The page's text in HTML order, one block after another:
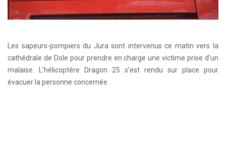
Les sapeurs-pompiers du Jura sont intervenus ce matin vers la
cathédrale de Dole pour prendre en charge une victime prise d’un
malaise. L’hélicoptère Dragon 25 s’est rendu sur place pour
évacuer la personne concernée.